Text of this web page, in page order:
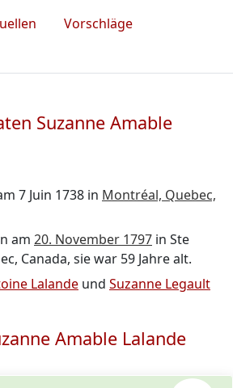
Vorschläge
Suzanne Amable
7 Juin 1738 in Montréal, Quebec,
am 20. November 1797 in Ste
Canada, sie war 59 Jahre alt.
Lalande und Suzanne Legault
Amable Lalande